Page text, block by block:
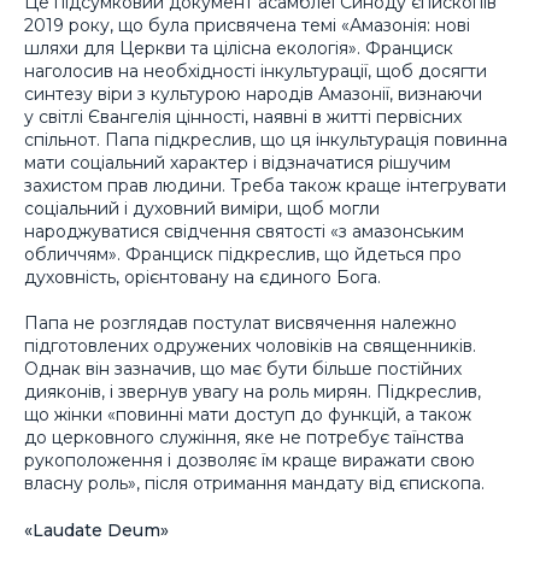
2019 року, що була присвячена темі «Амазонія: нові
шляхи для Церкви та цілісна екологія». Франциск
наголосив на необхідності інкультурації, щоб досягти
синтезу віри з культурою народів Амазонії, визнаючи
у світлі Євангелія цінності, наявні в житті первісних
спільнот. Папа підкреслив, що ця інкультурація повинна
мати соціальний характер і відзначатися рішучим
захистом прав людини. Треба також краще інтегрувати
соціальний і духовний виміри, щоб могли
народжуватися свідчення святості «з амазонським
обличчям». Франциск підкреслив, що йдеться про
духовність, орієнтовану на єдиного Бога.
Папа не розглядав постулат висвячення належно
підготовлених одружених чоловіків на священників.
Однак він зазначив, що має бути більше постійних
дияконів, і звернув увагу на роль мирян. Підкреслив,
що жінки «повинні мати доступ до функцій, а також
до церковного служіння, яке не потребує таїнства
рукоположення і дозволяє їм краще виражати свою
власну роль», після отримання мандату від єпископа.
«Laudate Deum»